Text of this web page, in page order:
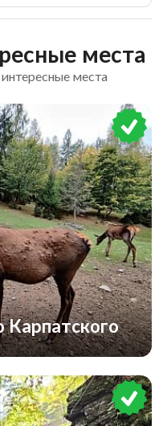
места
места
Карпатского